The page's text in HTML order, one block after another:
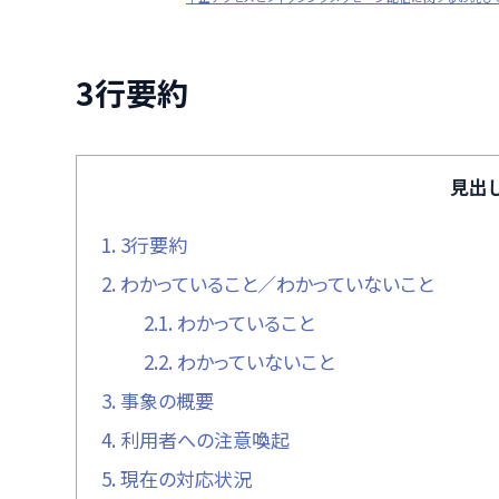
3行要約
見出
1. 3行要約
2. わかっていること／わかっていないこと
2.1. わかっていること
2.2. わかっていないこと
3. 事象の概要
4. 利用者への注意喚起
5. 現在の対応状況